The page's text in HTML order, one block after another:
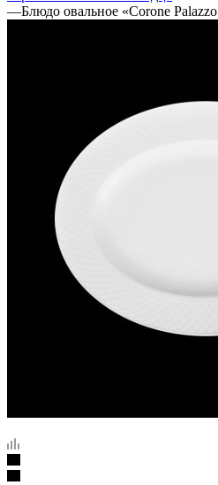
—Блюдо овальное «Corone